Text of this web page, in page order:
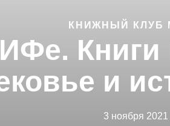
КНИЖНЫЙ КЛУБ
и
3 ноября 2021